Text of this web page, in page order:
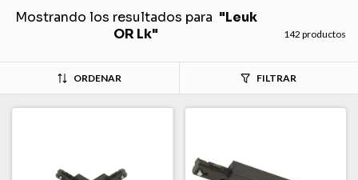
Mostrando los resultados para "Leuk
OR Lk"
142 productos
ORDENAR FILTRAR